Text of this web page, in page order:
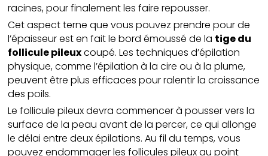
racines, pour finalement les faire repousser.
Cet aspect terne que vous pouvez prendre pour de
l’épaisseur est en fait le bord émoussé de la tige du
follicule pileuxcoupé. Les techniques d’épilation
physique, comme l’épilation à la cire ou à la plume,
peuvent être plus efficaces pour ralentir la croissance
des poils.
Le follicule pileux devra commencer à pousser vers la
surface de la peau avant de la percer, ce qui allonge
le délai entre deux épilations. Au fil du temps, vous
pouvez endommager les follicules pileux au point